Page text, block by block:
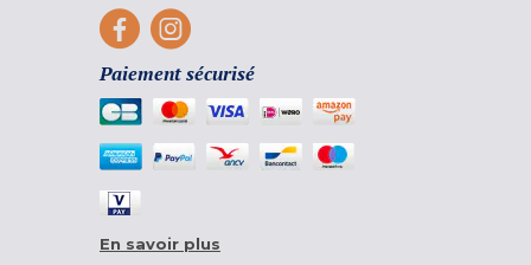
Paiement sécurisé
En savoir plus